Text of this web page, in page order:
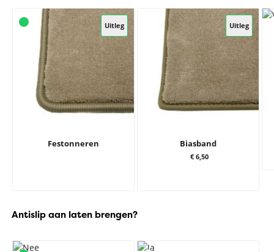
Uitleg
Festonneren
Uitleg
Biasband
€ 6,50
Antislip aan laten brengen?